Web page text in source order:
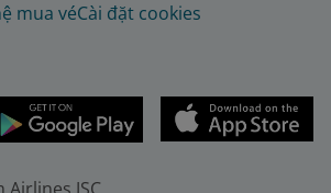
mua véCài đặt cookies